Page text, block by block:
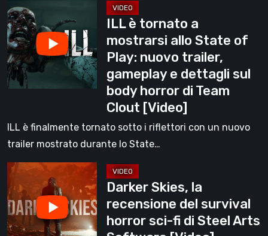
gameplay
e
dettagli
sul
body
Team
Clout
ILL
è
tornato
a
mostrarsi
allo
of
Play:
trailer,
gameplay
e
dettagli
ILL è tornato a
mostrarsi allo State of
Play: nuovo trailer,
gameplay e dettagli sul
body horror di Team
Clout [Video]
ILL è finalmente tornato sotto i riflettori con un nuovo
trailer mostrato durante lo State…
Darker
Skies,
la
recensione
Darker Skies, la
recensione del survival
horror sci-fi di Steel Arts